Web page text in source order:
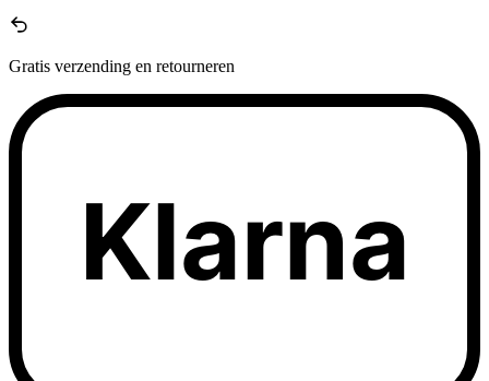
Gratis verzending en retourneren
Klarna